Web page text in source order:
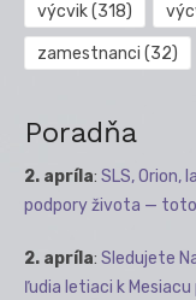
výcvik(318)
zamestnanci (32)
Poradňa
2. apríla: SLS, Orion,
podpory života —
2. apríla: Sledujete
ľudia letiaci k